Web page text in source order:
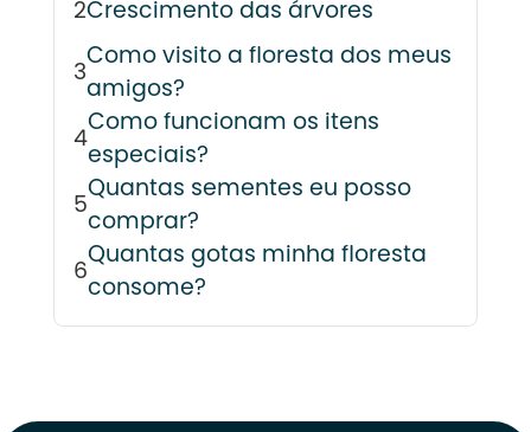
2Crescimento das árvores
3
Como visito a floresta dos meus
amigos?
4
Como funcionam os itens
especiais?
5
Quantas sementes eu posso
comprar?
6
Quantas gotas minha floresta
consome?